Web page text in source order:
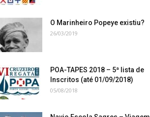
O Marinheiro Popeye existiu?
26/03/2019
POA-TAPES 2018 – 5ª lista de
Inscritos (até 01/09/2018)
05/08/2018